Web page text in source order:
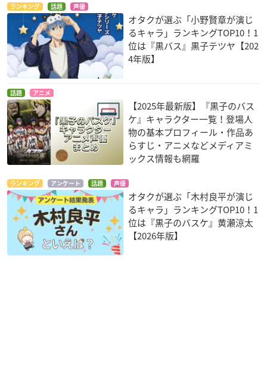
ランキング 話題 声優
オタクが選ぶ「小野賢章が演じ
るキャラ」ランキングTOP10！1
位は『黒バス』黒子テツヤ【202
4年版】
話題 アニメ
【2025年最新版】『黒子のバス
ケ』キャラクター一覧！登場人
物の基本プロフィール・作品あ
らすじ・アニメなどメディアミ
ックス情報も網羅
ランキング アンケート 話題 声優
オタクが選ぶ「木村良平が演じ
るキャラ」ランキングTOP10！1
位は『黒子のバスケ』黄瀬涼太
【2026年版】